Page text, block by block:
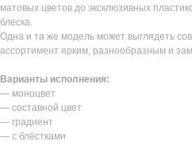
матовых цветов до эксклюзивных
блеска.
Одна и та же модель может выглядеть
ассортимент ярким, разнообразным и
Варианты исполнения:
— моноцвет
— составной цвет
— градиент
— с блёстками